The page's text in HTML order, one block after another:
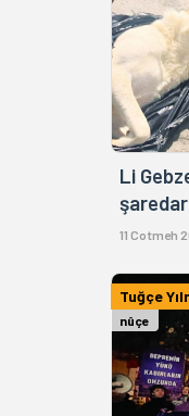
Li
11 Cotmeh
Tuğçe
nûçe